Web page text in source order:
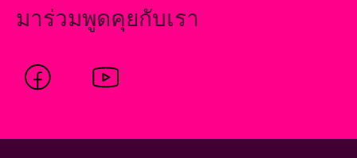
มาร่วมพูดคุยกับเรา